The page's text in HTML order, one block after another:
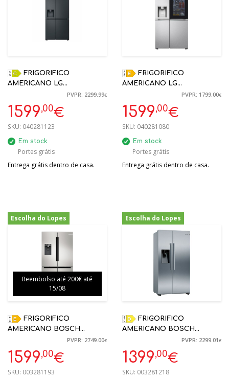
AMERICANO LG
GSLE91EVAC PRETO NO
FROST 628L WIFI
179X92.5X73.5CM
PVPR: 2299.99€
1599,00€
SKU: 040281123
Em stock
Portes grátis
Entrega grátis dentro de casa.
AMERICANO LG
GSXV91MBAE AMERICANO
635L E 913*1790*735 MM.
METAL SORBET
PVPR: 1799.00€
1599,00€
SKU: 040281080
Em stock
Portes grátis
Entrega grátis dentro de casa.
Escolha do Lopes
-42%
Reembolso até 200€ até
15/08
AMERICANO BOSCH
KFD96APEA 574L INOX NO
FROST HOME CONNECT
183X91X73.1CM
PVPR: 2749.00€
1599,00€
SKU: 003281193
Escolha do Lopes
AMERICANO BOSCH
KAD93AIDP 562L INOX NO
FROST 178,7X90,8X70,7CM
PVPR: 2299.01€
1399,00€
SKU: 003281218